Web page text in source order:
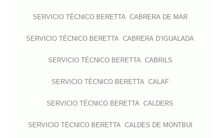
SERVICIO TÉCNICO BERETTA CABRERA DE MAR
SERVICIO TÉCNICO BERETTA CABRERA D’IGUALADA
SERVICIO TÉCNICO BERETTA CABRILS
SERVICIO TÉCNICO BERETTA CALAF
SERVICIO TÉCNICO BERETTA CALDERS
SERVICIO TÉCNICO BERETTA CALDES DE MONTBUI